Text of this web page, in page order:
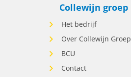
Collewijn groep
Het bedrijf
Over Collewijn Groep
BCU
Contact